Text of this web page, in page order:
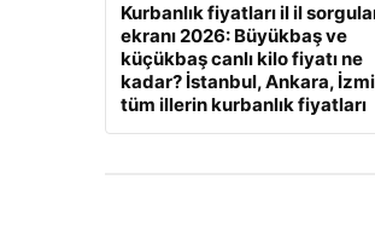
Kurbanlık fiyatları il il
ekranı 2026: Büyükbaş ve
küçükbaş canlı kilo fiyatı ne
kadar? İstanbul, Ankara,
tüm illerin kurbanlık fiyatları